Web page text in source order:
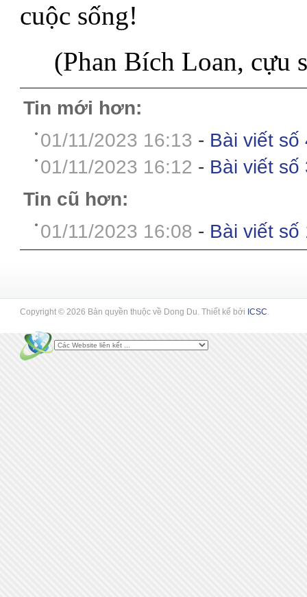
cuộc sống!
(Phan Bích Loan, cựu
Tin mới hơn:
01/11/2023 16:13 - Bài viết số
01/11/2023 16:12 - Bài viết số
Tin cũ hơn:
01/11/2023 16:08 - Bài viết số
Copyright © 2026 Bản quyền thuộc về Dong Du. Thiết kế bởi ICSC.